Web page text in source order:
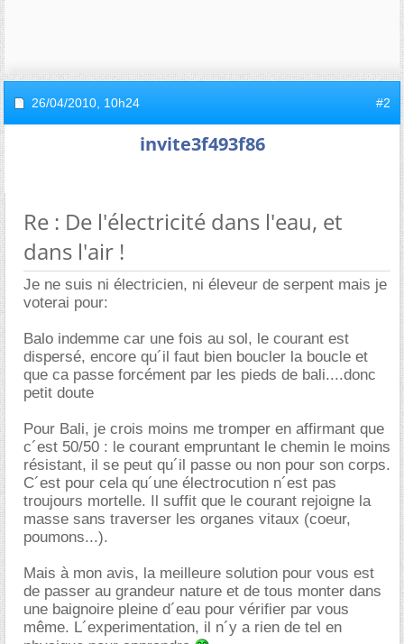
26/04/2010, 10h24 #2
invite3f493f86
Re : De l'électricité dans l'eau, et
dans l'air !
Je ne suis ni électricien, ni éleveur de serpent mais je
voterai pour:
Balo indemme car une fois au sol, le courant est
dispersé, encore qu´il faut bien boucler la boucle et
que ca passe forcément par les pieds de bali....donc
petit doute
Pour Bali, je crois moins me tromper en affirmant que
c´est 50/50 : le courant empruntant le chemin le moins
résistant, il se peut qu´il passe ou non pour son corps.
C´est pour cela qu´une électrocution n´est pas
troujours mortelle. Il suffit que le courant rejoigne la
masse sans traverser les organes vitaux (coeur,
poumons...).
Mais à mon avis, la meilleure solution pour vous est
de passer au grandeur nature et de tous monter dans
une baignoire pleine d´eau pour vérifier par vous
même. L´experimentation, il n´y a rien de tel en